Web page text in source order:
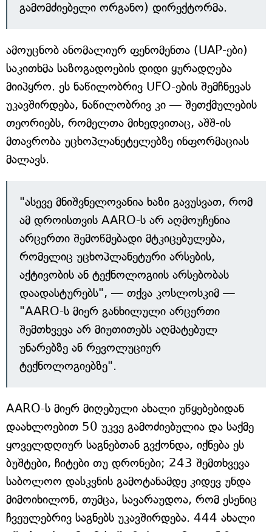
გამომძიებელი ორგანო) დირექტორმა.
ამოუცნობ ანომალიურ ფენომენთა (UAP-ები)
საკითხმა საზოგადოების დიდი ყურადღება
მიიპყრო. ეს ნაწილობრივ UFO-ების შემჩნევას
უკავშირდება, ნაწილობრივ კი — შეთქმულების
თეორიებს, რომელთა მიხედვითაც, აშშ-ის
მთავრობა უცხოპლანეტელებზე ინფორმაციას
მალავს.
"ასევე მნიშვნელოვანია ხაზი გავუსვათ, რომ
ამ დროისთვის AARO-ს არ აღმოუჩენია
არცერთი შემოწმებადი მტკიცებულება,
რომელიც უცხოპლანეტური არსების,
აქტივობის ან ტექნოლოგიის არსებობას
დაადასტურებს", — თქვა კოსლოსკიმ —
"AARO-ს მიერ განხილული არცერთი
შემთხვევა არ მიუთითებს აღმატებულ
უნარებზე ან რევოლუციურ
ტექნოლოგიებზე".
AARO-ს მიერ მიღებული ახალი უწყებებიდან
დაახლოებით 50 უკვე გამოძიებულია და საქმე
ყოველდღიურ საგნებთან გვქონდა, იქნება ეს
ბუშტები, ჩიტები თუ დრონები; 243 შემთხვევა
საბოლოო დასკვნის გამოტანამდე კიდევ უნდა
მიმოიხილონ, თუმცა, სავარაუდოა, რომ ესენიც
ჩვეულებრივ საგნებს უკავშირდება. 444 ახალი